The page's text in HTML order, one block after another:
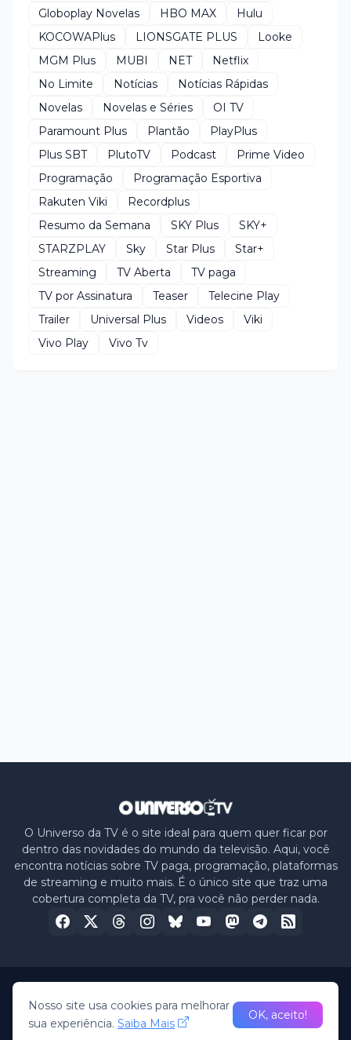
Globoplay Novelas
HBO MAX
Hulu
KOCOWAPlus
LIONSGATE PLUS
Looke
MGM Plus
MUBI NET
Netflix
No Limite
Notícias
Notícias Rápidas
Novelas
Novelas e Séries
OI TV
Paramount Plus
Plantão
PlayPlus
Plus SBT
PlutoTV Podcast
Prime Video
Programação
Programação Esportiva
Rakuten Viki
Recordplus
Resumo da Semana
SKY Plus
SKY+
STARZPLAY
Sky Star Plus
Star+
Streaming
TV Aberta
TV paga
TV por Assinatura
Teaser
Telecine Play
Trailer
Universal Plus Videos
Viki
Vivo Play
Vivo Tv
O Universo da TV é o site ideal para quem quer ficar por
dentro das novidades do mundo da televisão. Aqui, você
encontra notícias sobre TV paga, programação, plataformas
de streaming e muito mais. É o único site que traz uma
cobertura completa da TV, pra você não perder nada.
© 2026 -O Universo da TV • All Rights Reserved
HomeSobre nósPolítica de PrivacidadeContato
Nosso site usa cookies para melhorar
sua experiência. Saiba Mais
OK, aceito!